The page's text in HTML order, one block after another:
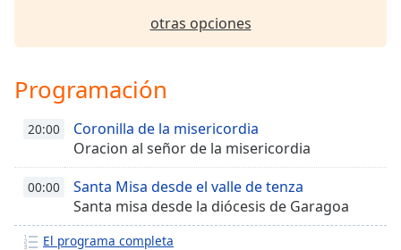
otras opciones
Programación
20:00
Coronilla de la misericordia
Oracion al señor de la misericordia
00:00
Santa Misa desde el valle de tenza
Santa misa desde la diócesis de Garagoa
El programa completa